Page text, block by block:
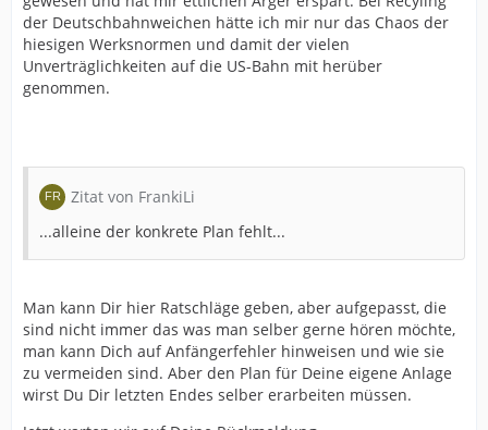
der Deutschbahnweichen hätte ich mir nur das Chaos der
hiesigen Werksnormen und damit der vielen
Unverträglichkeiten auf die US-Bahn mit herüber
genommen.
Zitat von FrankiLi
...alleine der konkrete Plan fehlt...
Man kann Dir hier Ratschläge geben, aber aufgepasst, die
sind nicht immer das was man selber gerne hören möchte,
man kann Dich auf Anfängerfehler hinweisen und wie sie
zu vermeiden sind. Aber den Plan für Deine eigene Anlage
wirst Du Dir letzten Endes selber erarbeiten müssen.